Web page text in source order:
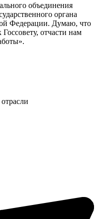
объединения
органа
Федерации. Думаю, что
отчасти нам